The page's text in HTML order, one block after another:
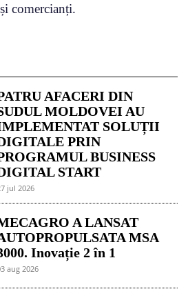
comercianți.
AFACERI DIN
MOLDOVEI AU
SOLUȚII
PRIN
BUSINESS
START
jul 2026
A LANSAT
MSA
Inovație 2 în 1
aug 2026